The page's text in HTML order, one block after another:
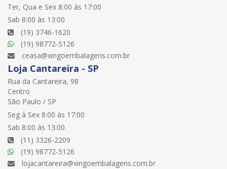
Ter, Qua e Sex 8:00 às 17:00
Sab 8:00 às 13:00
(19) 3746-1620
(19) 98772-5126
ceasa@xingoembalagens.com.br
Loja Cantareira - SP
Rua da Cantareira, 98
Centro
São Paulo / SP
Seg à Sex 8:00 às 17:00
Sab 8:00 às 13:00
(11) 3326-2209
(19) 98772-5126
lojacantareira@xingoembalagens.com.br